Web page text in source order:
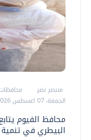
منتصر نضر
محافظات
الجمعة، 07 اغسطس 2026 09:01 م
محافظ الفيوم
البيطري في تنمية